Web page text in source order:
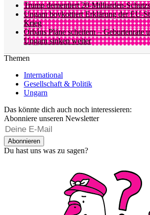
Trump dementiert 20-Milliarden-
Ungarn boykottiert Erklärung der EU-
Krieg
Orbáns Pläne scheitern – Geburtenrate
Ungarn sinken weiter
Themen
International
Gesellschaft & Politik
Ungarn
Das könnte dich auch noch interessieren:
Abonniere unseren Newsletter
Abonnieren
Du hast uns was zu sagen?